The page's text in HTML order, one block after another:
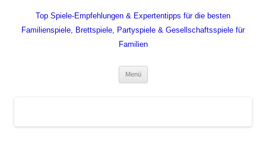
Top Spiele-Empfehlungen & Expertentipps für die besten
Familienspiele, Brettspiele, Partyspiele & Gesellschaftsspiele für
Familien
Menü